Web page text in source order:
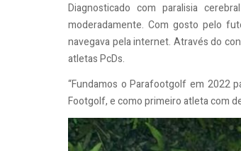
Diagnosticado com paralisia
moderadamente. Com gosto pelo
navegava pela internet. Através do
atletas PcDs.
“Fundamos o Parafootgolf em 2022
Footgolf, e como primeiro atleta com